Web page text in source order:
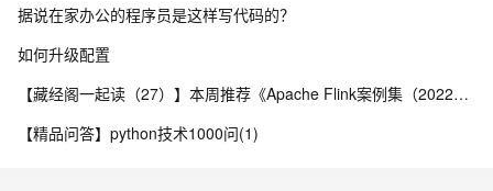
据说在家办公的程序员是这样写代码的？
如何升级配置
【藏经阁一起读（27）】本周推荐《Apache Flink案例集（2022版）》，你有哪些心得？
【精品问答】python技术1000问(1)